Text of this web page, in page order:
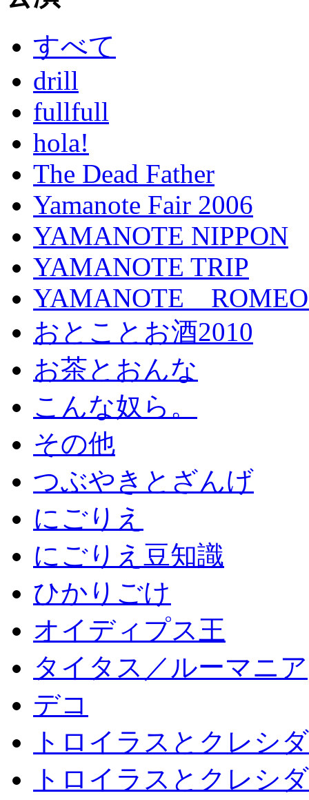
すべて
drill
fullfull
hola!
The Dead Father
Yamanote Fair 2006
YAMANOTE NIPPON
YAMANOTE TRIP
YAMANOTE ROMEO
おとことお酒2010
お茶とおんな
こんな奴ら。
その他
つぶやきとざんげ
にごりえ
にごりえ豆知識
ひかりごけ
オイディプス王
タイタス／ルーマニア
デコ
トロイラスとクレシダ
トロイラスとクレシ